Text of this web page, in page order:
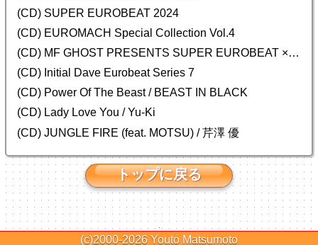
(CD) SUPER EUROBEAT 2024
(CD) EUROMACH Special Collection Vol.4
(CD) MF GHOST PRESENTS SUPER EUROBEAT × ORIGINAL SOUNDTRACK NEW COLLECTION
(CD) Initial Dave Eurobeat Series 7
(CD) Power Of The Beast / BEAST IN BLACK
(CD) Lady Love You / Yu-Ki
(CD) JUNGLE FIRE (feat. MOTSU) / 芹澤 優
トップに戻る
(c)2000-2026 Youto Matsumoto